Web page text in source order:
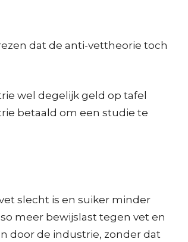
dat de anti-vettheorie toch
wel degelijk geld op tafel
betaald om een studie te
slecht is en suiker minder
meer bewijslast tegen vet en
door de industrie, zonder dat